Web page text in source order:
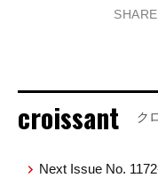
SHARE
croissant ク
Next Issue No.